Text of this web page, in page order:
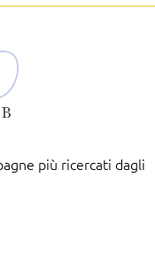
più ricercati dagli